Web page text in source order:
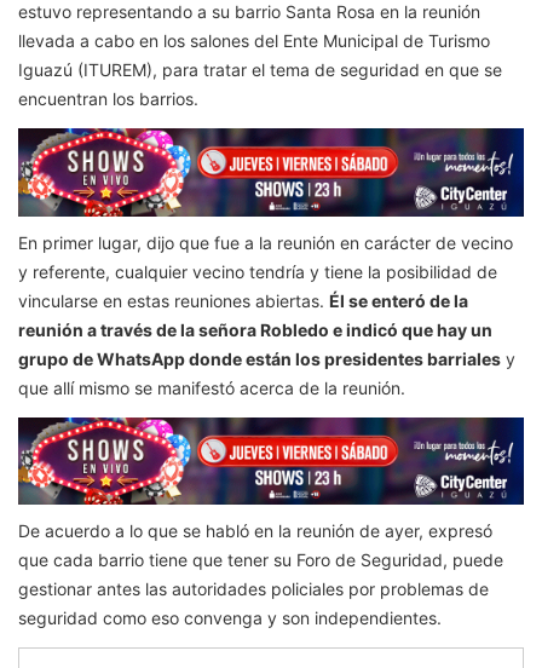
estuvo representando a su barrio Santa Rosa en la reunión
llevada a cabo en los salones del Ente Municipal de Turismo
Iguazú (ITUREM), para tratar el tema de seguridad en que se
encuentran los barrios.
En primer lugar, dijo que fue a la reunión en carácter de vecino
y referente, cualquier vecino tendría y tiene la posibilidad de
vincularse en estas reuniones abiertas. Él se enteró de la
reunión a través de la señora Robledo e indicó que hay un
grupo de WhatsApp donde están los presidentes barriales y
que allí mismo se manifestó acerca de la reunión.
De acuerdo a lo que se habló en la reunión de ayer, expresó
que cada barrio tiene que tener su Foro de Seguridad, puede
gestionar antes las autoridades policiales por problemas de
seguridad como eso convenga y son independientes.